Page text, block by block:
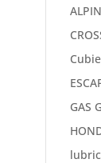
GAS